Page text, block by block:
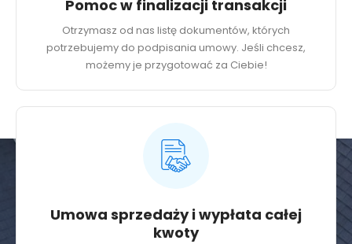
Pomoc w finalizacji transakcji
Otrzymasz od nas listę dokumentów, których
potrzebujemy do podpisania umowy. Jeśli chcesz,
możemy je przygotować za Ciebie!
Umowa sprzedaży i wypłata całej
kwoty